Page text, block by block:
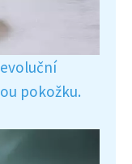
pokožku.